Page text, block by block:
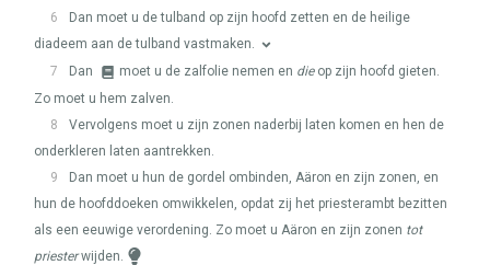
6
Dan moet u de tulband op zijn hoofd zetten en de heilige
diadeem aan de tulband vastmaken.
7
Dan moet u de zalfolie nemen en dieop zijn hoofd gieten.
Zo moet u hem zalven.
8
Vervolgens moet u zijn zonen naderbij laten komen en hen de
onderkleren laten aantrekken.
9
Dan moet u hun de gordel ombinden, Aäron en zijn zonen, en
hun de hoofddoeken omwikkelen, opdat zij het priesterambt bezitten
als een eeuwige verordening. Zo moet u Aäron en zijn zonen tot
priesterwijden.